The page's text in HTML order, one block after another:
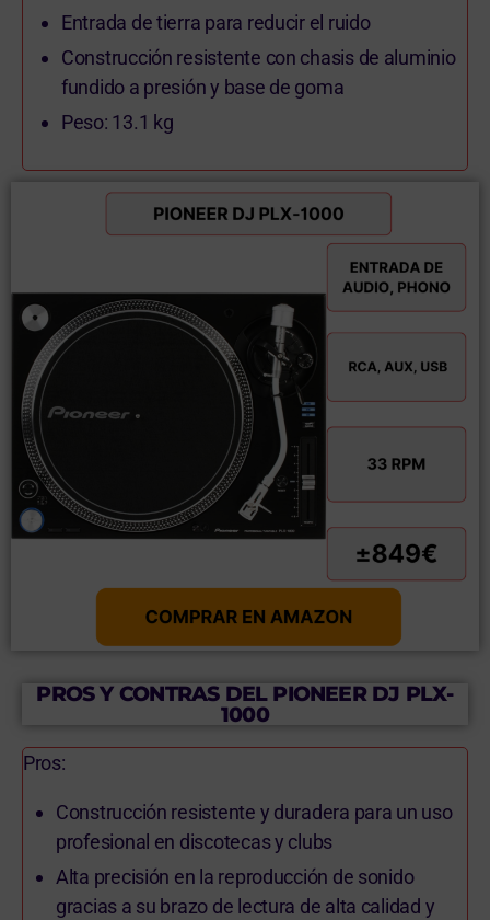
Entrada de tierra para reducir el ruido
Construcción resistente con chasis de aluminio
fundido a presión y base de goma
Peso: 13.1 kg
PROS Y CONTRAS DEL PIONEER DJ PLX-
1000
Pros:
Construcción resistente y duradera para un uso
profesional en discotecas y clubs
Alta precisión en la reproducción de sonido
gracias a su brazo de lectura de alta calidad y